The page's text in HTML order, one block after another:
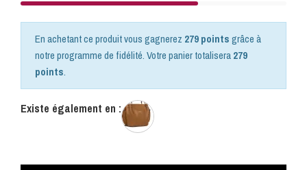
En achetant ce produit vous gagnerez 279 pointsgrâce à
notre programme de fidélité. Votre panier totalisera279
points.
Existe également en :